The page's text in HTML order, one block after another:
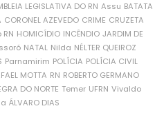
LEGISLATIVA DO RN Assu BATATA
CORONEL AZEVEDO CRIME CRUZETA
HOMICÍDIO INCÊNDIO JARDIM DE
NATAL Nilda NÉLTER QUEIROZ
Parnamirim POLÍCIA POLÍCIA CIVIL
MOTTA RN ROBERTO GERMANO
DO NORTE Temer UFRN Vivaldo
ÁLVARO DIAS